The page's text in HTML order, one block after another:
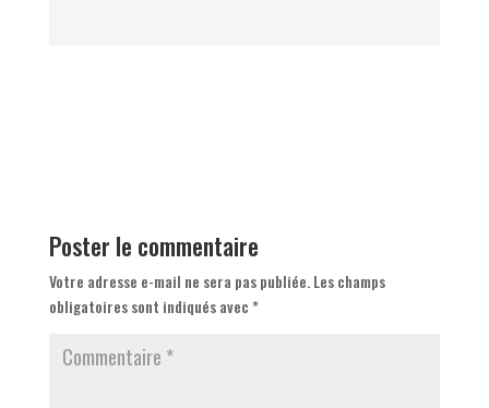
Poster le commentaire
Votre adresse e-mail ne sera pas publiée. Les champs
obligatoires sont indiqués avec*